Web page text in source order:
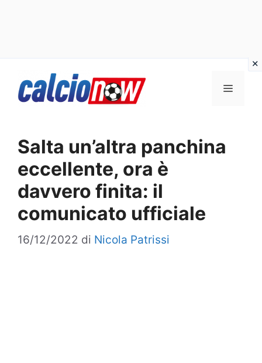
Menu
Salta un’altra panchina
eccellente, ora è
davvero finita: il
comunicato ufficiale
16/12/2022 di Nicola Patrissi